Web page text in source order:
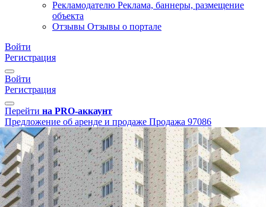
Рекламодателю Реклама, баннеры, размещение
объекта
Отзывы Отзывы о портале
Войти
Регистрация
Войти
Регистрация
Перейти на PRO-аккаунт
Предложение об аренде и продаже Продажа 97086